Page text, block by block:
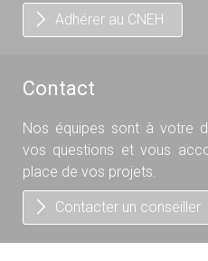
Adhérer au CNEH
Contact
Nos équipes sont à votre
vos questions et vous
place de vos projets.
Contacter un conseiller